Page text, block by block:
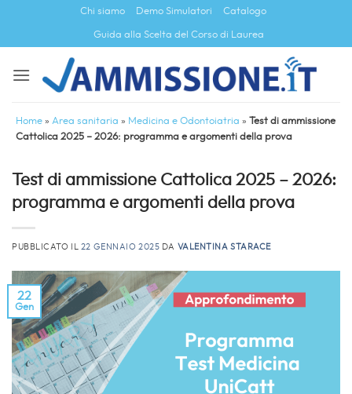
contenuti
Chi siamo Demo Simulatori Catalogo
Guida alla Scelta del Corso di Laurea
Home » Area sanitaria » Medicina e Odontoiatria » Test di ammissione
Cattolica 2025 – 2026: programma e argomenti della prova
Test di ammissione Cattolica 2025 – 2026:
programma e argomenti della prova
PUBBLICATO IL 22 GENNAIO 2025 DA VALENTINA STARACE
22
Gen